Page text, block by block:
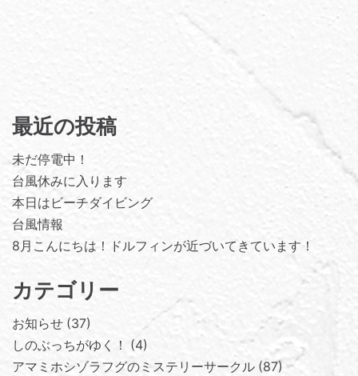
最近の投稿
未だ停電中！
台風休みに入ります
本日はビーチダイビング
台風情報
8月こんにちは！ドルフィンが近づいてきています！
カテゴリー
お知らせ 37
しのぶっちがゆく！
4
アマミホシゾラフグのミステリーサークル 87